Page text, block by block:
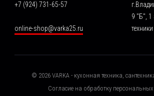
+7 (924) 731-65-57
online-shop@varka25.ru
9 "Б", 1
© 2026VARKA - кухонная техника,
Согласие на обработку